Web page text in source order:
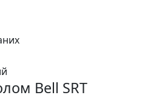
Bell SRT